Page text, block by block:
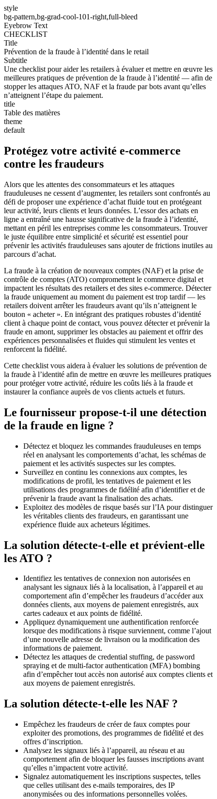
style
bg-pattern,bg-grad-cool-101-right,full-bleed
Eyebrow Text
CHECKLIST
Title
Prévention de la fraude à l’identité dans le retail
Subtitle
Une checklist pour aider les retailers à évaluer et mettre en œuvre les
meilleures pratiques de prévention de la fraude à l’identité — afin de
stopper les attaques ATO, NAF et la fraude par bots avant qu’elles
n’atteignent l’étape du paiement.
title
Table des matières
theme
default
Protégez votre activité e-commerce
contre les fraudeurs
Alors que les attentes des consommateurs et les attaques
frauduleuses ne cessent d’augmenter, les retailers sont confrontés au
défi de proposer une expérience d’achat fluide tout en protégeant
leur activité, leurs clients et leurs données. L’essor des achats en
ligne a entraîné une hausse significative de la fraude à l’identité,
mettant en péril les entreprises comme les consommateurs. Trouver
le juste équilibre entre simplicité et sécurité est essentiel pour
prévenir les activités frauduleuses sans ajouter de frictions inutiles au
parcours d’achat.
La fraude à la création de nouveaux comptes (NAF) et la prise de
contrôle de comptes (ATO) compromettent le commerce digital et
impactent les résultats des retailers et des sites e-commerce. Détecter
la fraude uniquement au moment du paiement est trop tardif — les
retailers doivent arrêter les fraudeurs avant qu’ils n’atteignent le
bouton « acheter ». En intégrant des pratiques robustes d’identité
client à chaque point de contact, vous pouvez détecter et prévenir la
fraude en amont, supprimer les obstacles au paiement et offrir des
expériences personnalisées et fluides qui stimulent les ventes et
renforcent la fidélité.
Cette checklist vous aidera à évaluer les solutions de prévention de
la fraude à l’identité afin de mettre en œuvre les meilleures pratiques
pour protéger votre activité, réduire les coûts liés à la fraude et
instaurer la confiance auprès de vos clients actuels et futurs.
Le fournisseur propose-t-il une détection
de la fraude en ligne ?
Détectez et bloquez les commandes frauduleuses en temps
réel en analysant les comportements d’achat, les schémas de
paiement et les activités suspectes sur les comptes.
Surveillez en continu les connexions aux comptes, les
modifications de profil, les tentatives de paiement et les
utilisations des programmes de fidélité afin d’identifier et de
prévenir la fraude avant la finalisation des achats.
Exploitez des modèles de risque basés sur l’IA pour distinguer
les véritables clients des fraudeurs, en garantissant une
expérience fluide aux acheteurs légitimes.
La solution détecte-t-elle et prévient-elle
les ATO ?
Identifiez les tentatives de connexion non autorisées en
analysant les signaux liés à la localisation, à l’appareil et au
comportement afin d’empêcher les fraudeurs d’accéder aux
données clients, aux moyens de paiement enregistrés, aux
cartes cadeaux et aux points de fidélité.
Appliquez dynamiquement une authentification renforcée
lorsque des modifications à risque surviennent, comme l’ajout
d’une nouvelle adresse de livraison ou la modification des
informations de paiement.
Détectez les attaques de credential stuffing, de password
spraying et de multi-factor authentication (MFA) bombing
afin d’empêcher tout accès non autorisé aux comptes clients et
aux moyens de paiement enregistrés.
La solution détecte-t-elle les NAF ?
Empêchez les fraudeurs de créer de faux comptes pour
exploiter des promotions, des programmes de fidélité et des
offres d’inscription.
Analysez les signaux liés à l’appareil, au réseau et au
comportement afin de bloquer les fausses inscriptions avant
qu’elles n’impactent votre activité.
Signalez automatiquement les inscriptions suspectes, telles
que celles utilisant des e-mails temporaires, des IP
anonymisées ou des informations personnelles volées.